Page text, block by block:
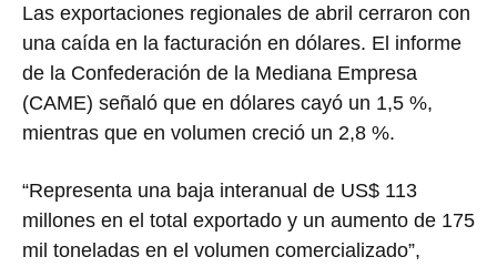
Las exportaciones regionales de abril cerraron con
una caída en la facturación en dólares. El informe
de la Confederación de la Mediana Empresa
(CAME) señaló que en dólares cayó un 1,5 %,
mientras que en volumen creció un 2,8 %.
“Representa una baja interanual de US$ 113
millones en el total exportado y un aumento de 175
mil toneladas en el volumen comercializado”,